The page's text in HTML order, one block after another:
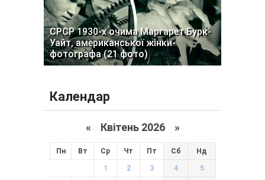
СРСР 1930-х очима Маргарет Бурк-
Уайт, американської жінки-
фотографа (21 фото)
Календар
« Квітень 2026 »
Пн Вт Ср Чт Пт Сб Нд
1 2 3 4 5